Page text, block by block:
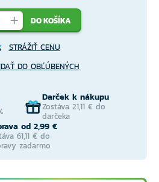
DO KOŠÍKA
STRÁŽIŤ CENU
DO OBĽÚBENÝCH
Darček k nákupu
Zostáva 21,11 € do
darčeka
od 2,99 €
61,11 € do
zadarmo